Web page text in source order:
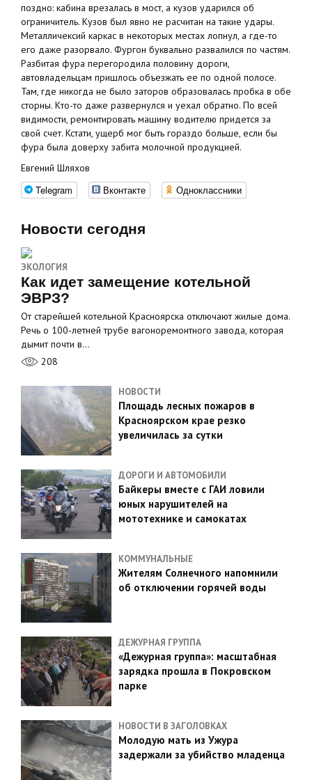
поздно: кабина врезалась в мост, а кузов ударился об
ограничитель. Кузов был явно не расчитан на такие удары.
Металличексий каркас в некоторых местах лопнул, а где-то
его даже разорвало. Фургон буквально развалился по частям.
Разбитая фура перегородила половину дороги,
автовладельцам пришлось объезжать ее по одной полосе.
Там, где никогда не было заторов образовалась пробка в обе
сторны. Кто-то даже развернулся и уехал обратно. По всей
видимости, ремонтировать машину водителю придется за
свой счет. Кстати, ущерб мог быть гораздо больше, если бы
фура была доверху забита молочной продукцией.
Евгений Шляхов
Telegram Вконтакте Одноклассники
Новости сегодня
ЭКОЛОГИЯ
Как идет замещение котельной
ЭВРЗ?
От старейшей котельной Красноярска отключают жилые дома.
Речь о 100‑летней трубе вагоноремонтного завода, которая
дымит почти в…
208
НОВОСТИ
Площадь лесных пожаров в
Красноярском крае резко
увеличилась за сутки
ДОРОГИ И АВТОМОБИЛИ
Байкеры вместе с ГАИ ловили
юных нарушителей на
мототехнике и самокатах
КОММУНАЛЬНЫЕ
Жителям Солнечного напомнили
об отключении горячей воды
ДЕЖУРНАЯ ГРУППА
«Дежурная группа»: масштабная
зарядка прошла в Покровском
парке
НОВОСТИ В ЗАГОЛОВКАХ
Молодую мать из Ужура
задержали за убийство младенца